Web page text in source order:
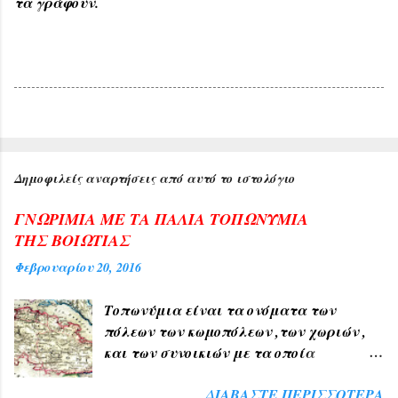
Δημοφιλείς αναρτήσεις από αυτό το ιστολόγιο
ΓΝΩΡΙΜΙΑ ΜΕ ΤΑ ΠΑΛΙΑ ΤΟΠΩΝΥΜΙΑ
ΤΗΣ ΒΟΙΩΤΙΑΣ
Φεβρουαρίου 20, 2016
Τοπωνύμια είναι τα ονόματα των
πόλεων των κωμοπόλεων ,των χωριών ,
και των συνοικιών με τα οποία